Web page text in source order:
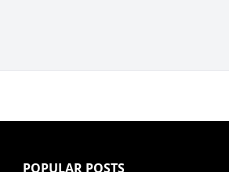
POPULAR POSTS